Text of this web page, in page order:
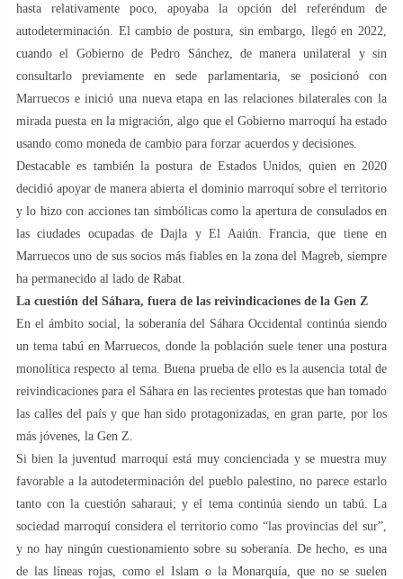
hasta relativamente poco, apoyaba la opción del referéndum de
autodeterminación. El cambio de postura, sin embargo, llegó en 2022,
cuando el Gobierno de Pedro Sánchez, de manera unilateral y sin
consultarlo previamente en sede parlamentaria, se posicionó con
Marruecos e inició una nueva etapa en las relaciones bilaterales con la
mirada puesta en la migración, algo que el Gobierno marroquí ha estado
usando como moneda de cambio para forzar acuerdos y decisiones.
Destacable es también la postura de Estados Unidos, quien en 2020
decidió apoyar de manera abierta el dominio marroquí sobre el territorio
y lo hizo con acciones tan simbólicas como la apertura de consulados en
las ciudades ocupadas de Dajla y El Aaiún. Francia, que tiene en
Marruecos uno de sus socios más fiables en la zona del Magreb, siempre
ha permanecido al lado de Rabat.
La cuestión del Sáhara, fuera de las reivindicaciones de la Gen Z
En el ámbito social, la soberanía del Sáhara Occidental continúa siendo
un tema tabú en Marruecos, donde la población suele tener una postura
monolítica respecto al tema. Buena prueba de ello es la ausencia total de
reivindicaciones para el Sáhara en las recientes protestas que han tomado
las calles del país y que han sido protagonizadas, en gran parte, por los
más jóvenes, la Gen Z.
Si bien la juventud marroquí está muy concienciada y se muestra muy
favorable a la autodeterminación del pueblo palestino, no parece estarlo
tanto con la cuestión saharaui; y el tema continúa siendo un tabú. La
sociedad marroquí considera el territorio como “las provincias del sur”,
y no hay ningún cuestionamiento sobre su soberanía. De hecho, es una
de las líneas rojas, como el Islam o la Monarquía, que no se suelen